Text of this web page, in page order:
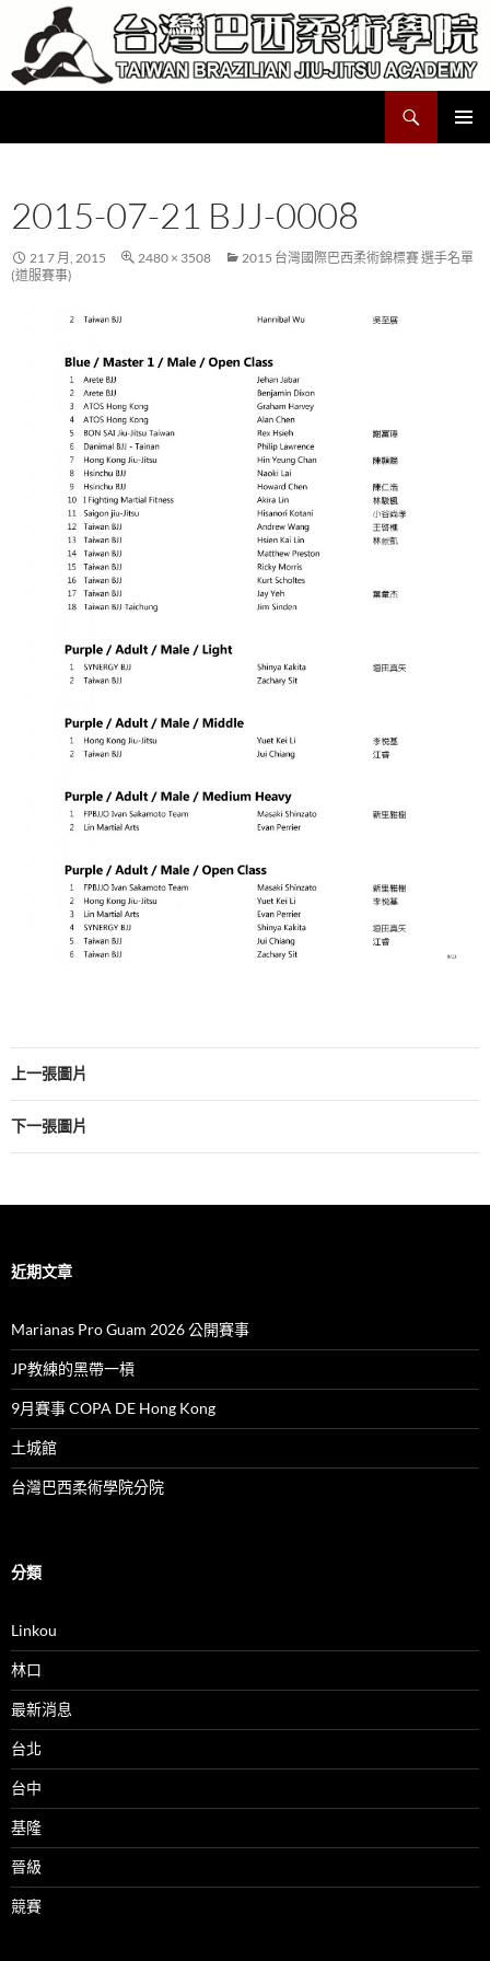
要
容
2015-07-21 BJJ-0008
21 7 月, 2015 2480 × 3508
2015 台灣國際巴西柔術錦標賽 選手名單
(道服賽事)
上一張圖片
下一張圖片
近期文章
Marianas Pro Guam 2026 公開賽事
JP教練的黑帶一槓
9月賽事 COPA DE Hong Kong
土城館
台灣巴西柔術學院分院
分類
Linkou
林口
最新消息
台北
台中
基隆
晉級
競賽